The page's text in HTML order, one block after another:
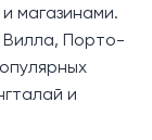
магазинами.
Порто-
и